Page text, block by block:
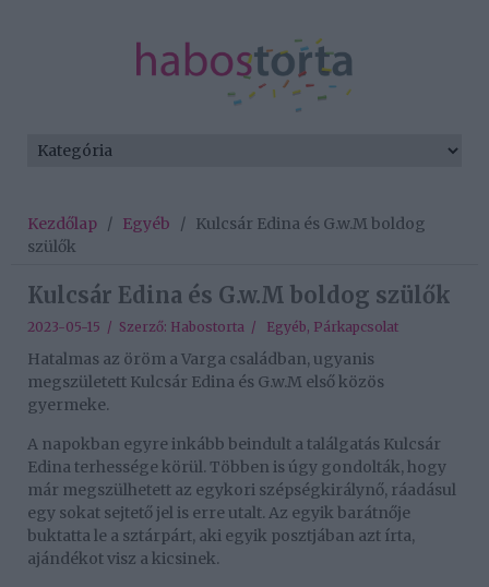
Kezdőlap / Egyéb / Kulcsár Edina és G.w.M boldog
szülők
Kulcsár Edina és G.w.M boldog szülők
2023-05-15 / Szerző: Habostorta / Egyéb, Párkapcsolat
Hatalmas az öröm a Varga családban, ugyanis
megszületett Kulcsár Edina és G.w.M első közös
gyermeke.
A napokban egyre inkább beindult a találgatás Kulcsár
Edina terhessége körül. Többen is úgy gondolták, hogy
már megszülhetett az egykori szépségkirálynő, ráadásul
egy sokat sejtető jel is erre utalt. Az egyik barátnője
buktatta le a sztárpárt, aki egyik posztjában azt írta,
ajándékot visz a kicsinek.